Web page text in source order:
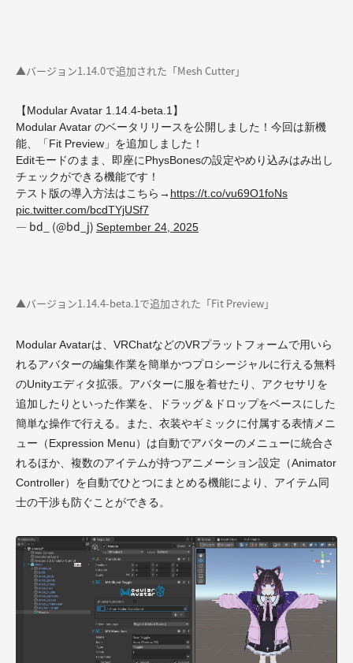
▲バージョン1.14.0で追加された「Mesh Cutter」
【Modular Avatar 1.14.4-beta.1】
Modular Avatar のベータリリースを公開しました！今回は新機
能、「Fit Preview」を追加しました！
Editモードのまま、即座にPhysBonesの設定やめり込みはみ出し
チェックができる機能です！
テスト版の導入方法はこちら→ https://t.co/vu69O1foNs
pic.twitter.com/bcdTYjUSf7
— bd_ (@bd_j) September 24, 2025
▲バージョン1.14.4-beta.1で追加された「Fit Preview」
Modular Avatarは、VRChatなどのVRプラットフォームで用いら
れるアバターの編集作業を簡単かつプロシージャルに行える無料
のUnityエディタ拡張。アバターに服を着せたり、アクセサリを
追加したりといった作業を、ドラッグ＆ドロップをベースにした
簡単な操作で行える。また、衣装やギミックに付属する表情メニ
ュー（Expression Menu）は自動でアバターのメニューに統合さ
れるほか、複数のアイテムが持つアニメーション設定（Animator
Controller）を自動でひとつにまとめる機能により、アイテム同
士の干渉も防ぐことができる。